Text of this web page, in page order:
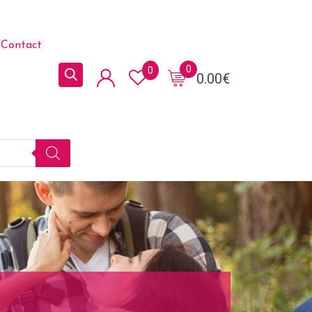
Contact
0.00€
0
0